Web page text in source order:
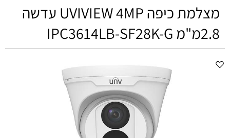
מצלמת כיפה UVIVIEW 4MP עדשה
2.8מ"מ IPC3614LB-SF28K-G